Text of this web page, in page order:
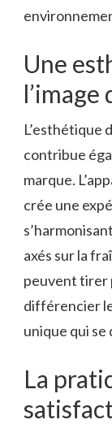
Une
l’image
L’esthétique
contribue
marque.
crée une
axés sur la
peuvent tirer
différencier
unique qui se
La